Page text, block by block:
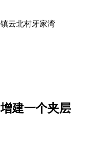
云北村牙家湾
建一个夹层